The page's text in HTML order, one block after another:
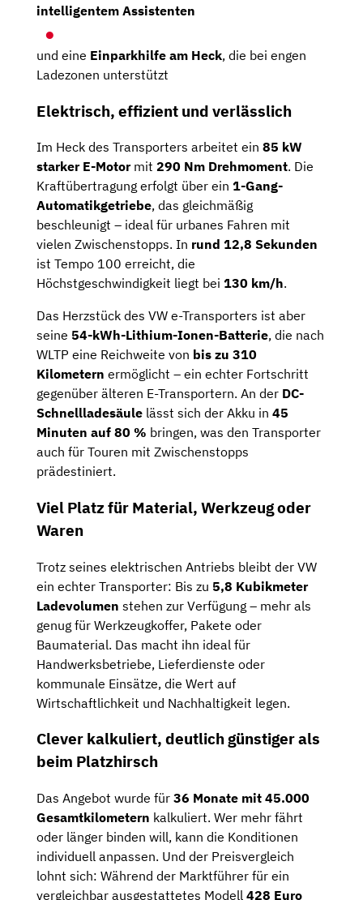
intelligentem Assistenten
und eine Einparkhilfe am Heck, die bei engen
Ladezonen unterstützt
Elektrisch, effizient und verlässlich
Im Heck des Transporters arbeitet ein 85 kW
starker E-Motormit 290 Nm Drehmoment. Die
Kraftübertragung erfolgt über ein 1-Gang-
Automatikgetriebe, das gleichmäßig
beschleunigt – ideal für urbanes Fahren mit
vielen Zwischenstopps. In rund 12,8 Sekunden
ist Tempo 100 erreicht, die
Höchstgeschwindigkeit liegt bei 130 km/h.
Das Herzstück des VW e-Transporters ist aber
seine 54-kWh-Lithium-Ionen-Batterie, die nach
WLTP eine Reichweite von bis zu 310
Kilometern ermöglicht – ein echter Fortschritt
gegenüber älteren E-Transportern. An der DC-
Schnellladesäule lässt sich der Akku in 45
Minuten auf 80 % bringen, was den Transporter
auch für Touren mit Zwischenstopps
prädestiniert.
Viel Platz für Material, Werkzeug oder
Waren
Trotz seines elektrischen Antriebs bleibt der VW
ein echter Transporter: Bis zu 5,8 Kubikmeter
Ladevolumen stehen zur Verfügung – mehr als
genug für Werkzeugkoffer, Pakete oder
Baumaterial. Das macht ihn ideal für
Handwerksbetriebe, Lieferdienste oder
kommunale Einsätze, die Wert auf
Wirtschaftlichkeit und Nachhaltigkeit legen.
Clever kalkuliert, deutlich günstiger als
beim Platzhirsch
Das Angebot wurde für 36 Monate mit 45.000
Gesamtkilometern kalkuliert. Wer mehr fährt
oder länger binden will, kann die Konditionen
individuell anpassen. Und der Preisvergleich
lohnt sich: Während der Marktführer für ein
vergleichbar ausgestattetes Modell 428 Euro